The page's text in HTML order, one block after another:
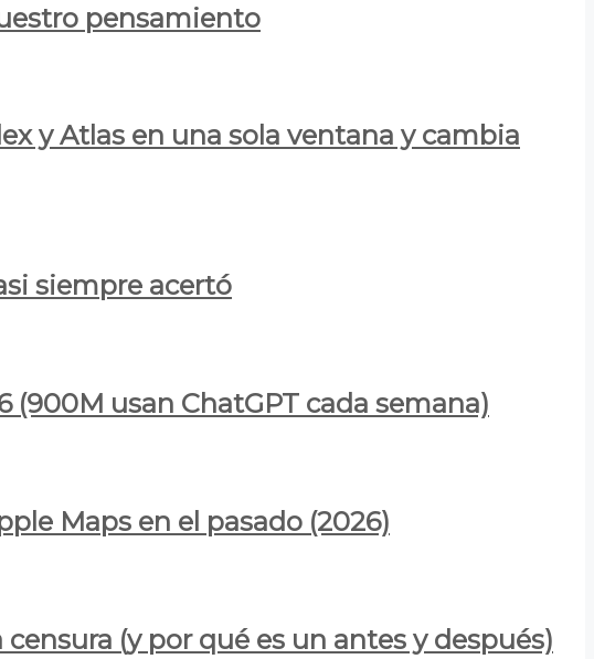
pensamiento
y Atlas en una sola ventana y cambia
siempre acertó
(900M usan ChatGPT cada semana)
Maps en el pasado (2026)
(y por qué es un antes y después)